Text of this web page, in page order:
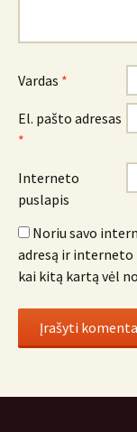
Vardas *
El. pašto adresas
*
Interneto
puslapis
Noriu savo
adresą ir interneto
kai kitą kartą vėl